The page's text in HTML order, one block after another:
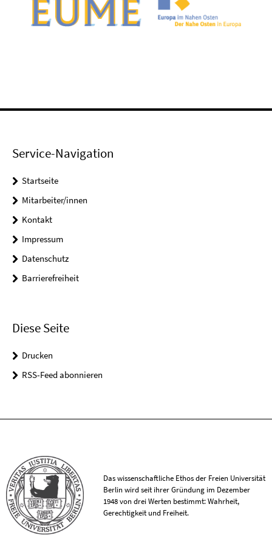
Service-Navigation
Startseite
Mitarbeiter/innen
Kontakt
Impressum
Datenschutz
Barrierefreiheit
Diese Seite
Drucken
RSS-Feed abonnieren
Das wissenschaftliche Ethos der Freien Universität
Berlin wird seit ihrer Gründung im Dezember
1948 von drei Werten bestimmt: Wahrheit,
Gerechtigkeit und Freiheit.